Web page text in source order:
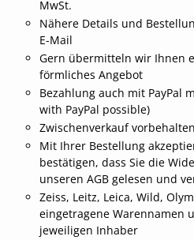
MwSt.
Nähere Details und
E-Mail
Gern übermitteln wir Ihnen
förmliches Angebot
Bezahlung auch mit PayPal
with PayPal possible)
Zwischenverkauf vorbehalten
Mit Ihrer Bestellung
bestätigen, dass Sie die
unseren AGB gelesen und
Zeiss, Leitz, Leica, Wild,
eingetragene Warennamen
jeweiligen Inhaber